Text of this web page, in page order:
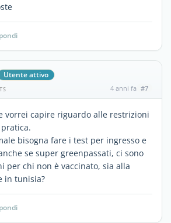
Utente attivo
4 anni fa #7
vorrei capire riguardo alle restrizioni
bisogna fare i test per ingresso e
se super greenpassati, ci sono
per chi non è vaccinato, sia alla
in tunisia?